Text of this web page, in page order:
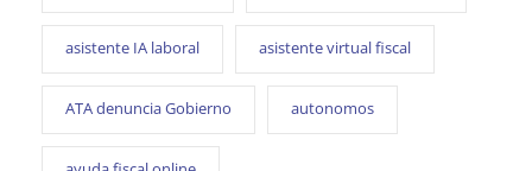
asistente IA laboral asistente virtual fiscal
ATA denuncia Gobierno autonomos